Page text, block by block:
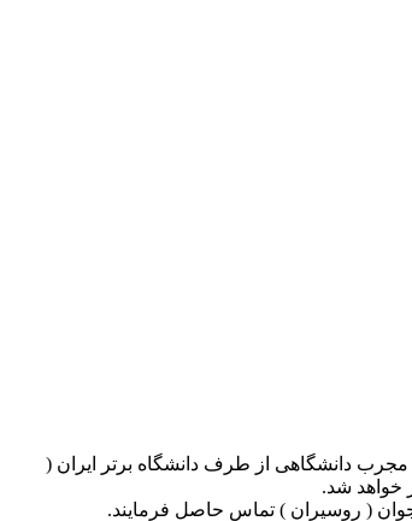
دانشگاهی از طرف دانشگاه برتر ایران (
خواهد شد.
( روسیران ) تماس حاصل فرمایند.